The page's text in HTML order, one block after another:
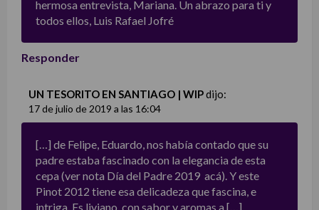
hermosa entrevista, Mariana. Un abrazo para ti y
todos ellos, Luis Rafael Jofré
Responder
UN TESORITO EN SANTIAGO | WIPdijo:
17 de julio de 2019 a las 16:04
[…] de Felipe, Eduardo, nos había contado que su
padre estaba fascinado con la elegancia de esta
cepa (ver nota Día del Padre 2019 acá). Y este
Pinot 2012 tiene esa delicadeza que fascina, e
intriga. Es liviano, con sabor y aromas a […]